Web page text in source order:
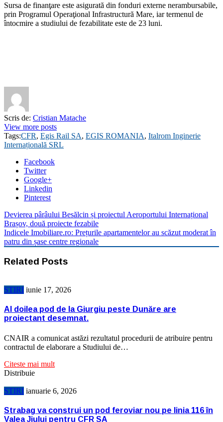
Sursa de finanţare este asigurată din fonduri externe nerambursabile,
prin Programul Operaţional Infrastructură Mare, iar termenul de
întocmire a studiului de fezabilitate este de 23 luni.
Scris de: Cristian Matache
View more posts
Tags:CFR, Egis Rail SA, EGIS ROMANIA, Italrom Inginerie
Internațională SRL
Facebook
Twitter
Google+
Linkedin
Pinterest
Devierea pârâului Besălcin și proiectul Aeroportului Internațional
Brașov, două proiecte fezabile
Indicele Imobiliare.ro: Prețurile apartamentelor au scăzut moderat în
patru din șase centre regionale
Related Posts
STIRI iunie 17, 2026
Al doilea pod de la Giurgiu peste Dunăre are
proiectant desemnat.
CNAIR a comunicat astăzi rezultatul procedurii de atribuire pentru
contractul de elaborare a Studiului de…
Citeste mai mult
Distribuie
STIRI ianuarie 6, 2026
Strabag va construi un pod feroviar nou pe linia 116 în
Valea Jiului pentru CFR SA